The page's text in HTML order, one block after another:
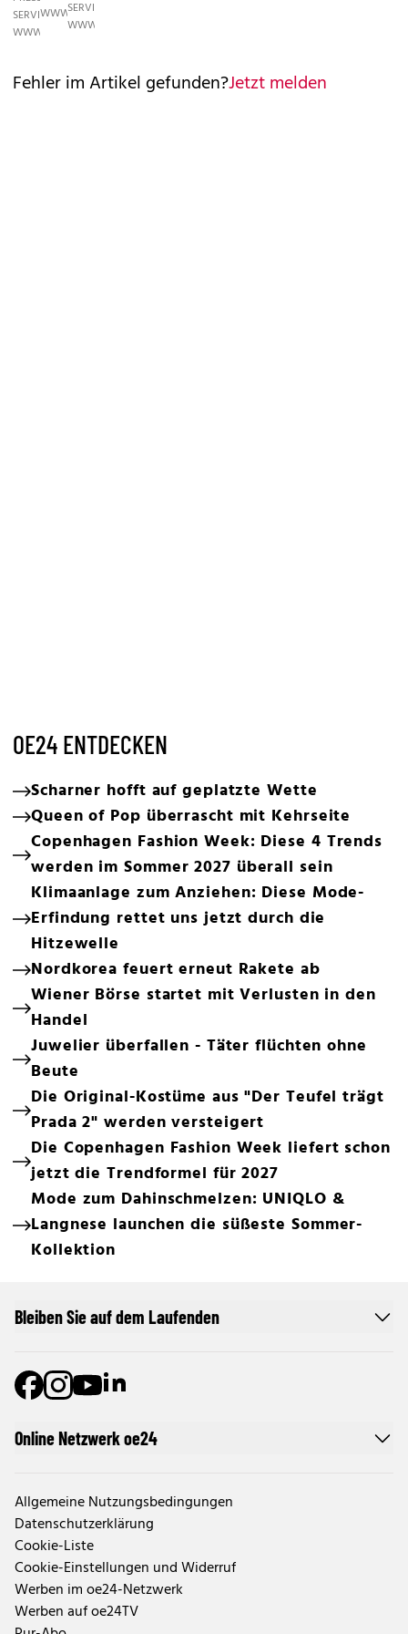
SERVICE,
WWW.PHOTOPRESS.AT
WWW.PHOTOPRESS.AT
SERVICE,
WWW.PHOTOPRESS.AT
Fehler im Artikel gefunden?Jetzt melden
OE24 ENTDECKEN
Scharner hofft auf geplatzte Wette
Queen of Pop überrascht mit Kehrseite
Copenhagen Fashion Week: Diese 4 Trends
werden im Sommer 2027 überall sein
Klimaanlage zum Anziehen: Diese Mode-
Erfindung rettet uns jetzt durch die
Hitzewelle
Nordkorea feuert erneut Rakete ab
Wiener Börse startet mit Verlusten in den
Handel
Juwelier überfallen - Täter flüchten ohne
Beute
Die Original-Kostüme aus "Der Teufel trägt
Prada 2" werden versteigert
Die Copenhagen Fashion Week liefert schon
jetzt die Trendformel für 2027
Mode zum Dahinschmelzen: UNIQLO &
Langnese launchen die süßeste Sommer-
Kollektion
Online Netzwerk oe24
Allgemeine Nutzungsbedingungen
Datenschutzerklärung
Cookie-Liste
Cookie-Einstellungen und Widerruf
Werben im oe24-Netzwerk
Werben auf oe24TV
Bleiben Sie auf dem Laufenden